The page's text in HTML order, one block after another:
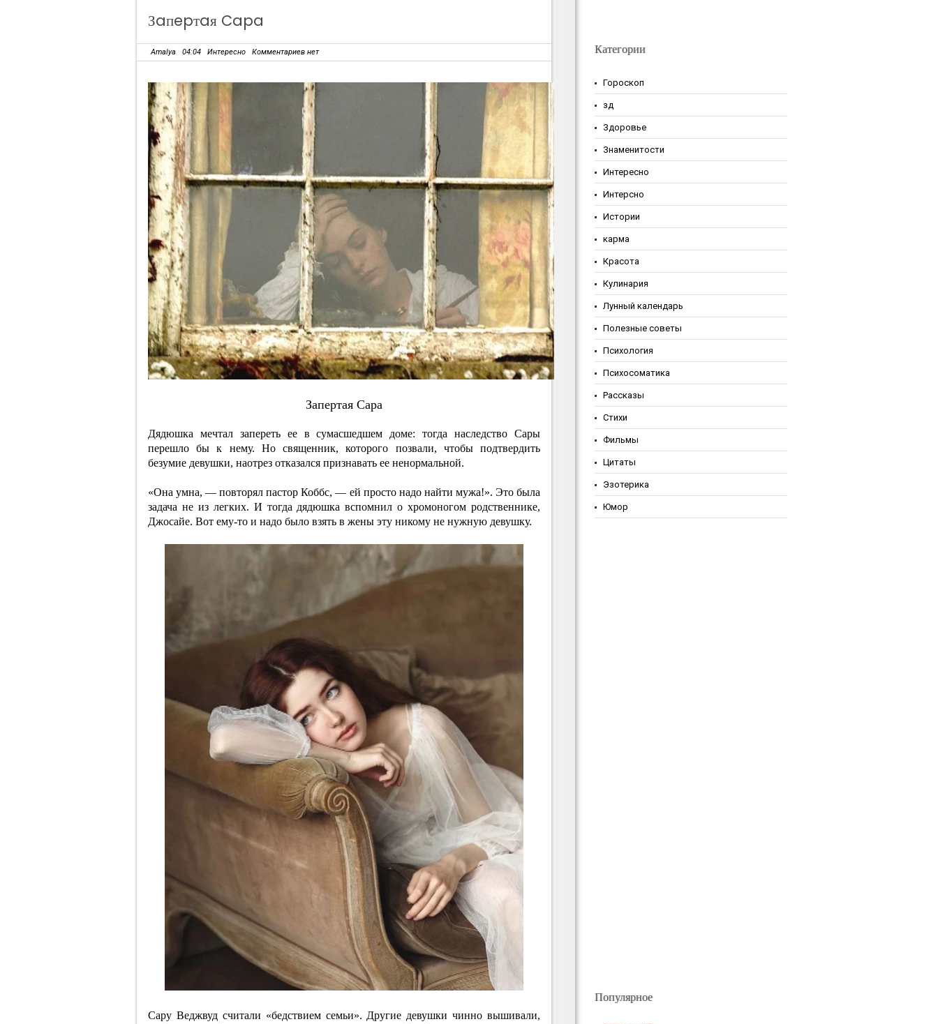
Зaпepтaя Capa
Amalya 04:04 Интересно Комментариев нет
Зaпepтaя Capa
Дядюшка мечтал запереть ее в сумасшедшем доме: тогда наследство Сары
перешло бы к нему. Но священник, которого позвали, чтобы подтвердить
безумие девушки, наотрез отказался признавать ее ненормальной.
«Она умна, — повторял пастор Коббс, — ей просто надо найти мужа!». Это была
задача не из легких. И тогда дядюшка вспомнил о хромоногом родственнике,
Джосайе. Вот ему-то и надо было взять в жены эту никому не нужную девушку.
Сару Веджвуд считали «бедствием семьи». Другие девушки чинно вышивали,
Категории
Гороскоп
зд
Здоровье
Знаменитости
Интересно
Интерсно
Истории
карма
Красота
Кулинария
Лунный календарь
Полезные советы
Психология
Психосоматика
Рассказы
Стихи
Фильмы
Цитаты
Эзотерика
Юмор
Популярное